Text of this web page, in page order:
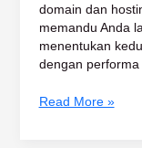
domain dan
memandu Anda
menentukan
dengan performa
Read More »